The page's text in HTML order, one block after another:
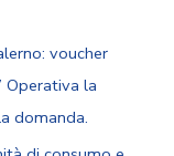
voucher
Operativa la
domanda.